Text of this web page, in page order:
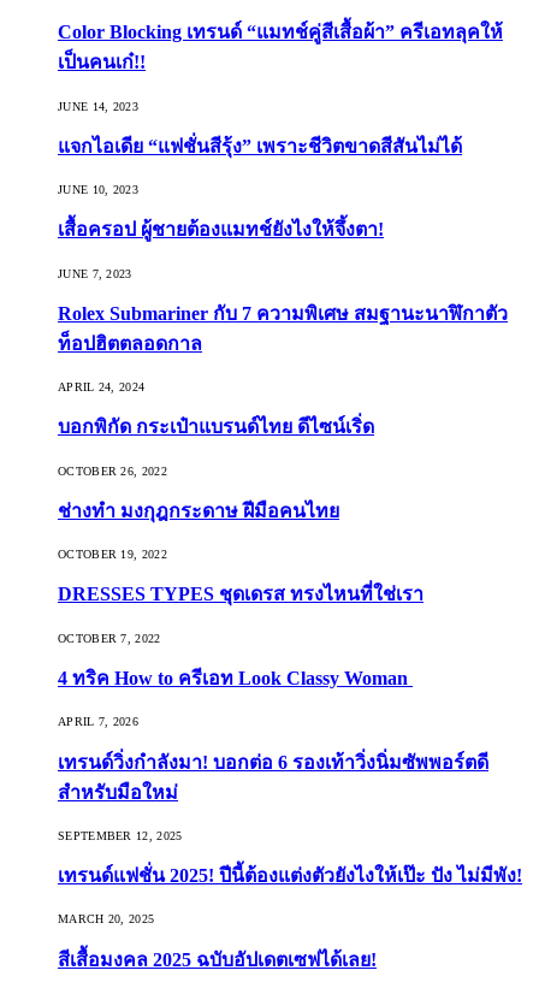
Color Blocking เทรนด์ “แมทช์คู่สีเสื้อผ้า” ครีเอทลุคให้
เป็นคนเก๋!!
JUNE 14, 2023
แจกไอเดีย “แฟชั่นสีรุ้ง” เพราะชีวิตขาดสีสันไม่ได้
JUNE 10, 2023
เสื้อครอป ผู้ชายต้องแมทช์ยังไงให้จึ้งตา!
JUNE 7, 2023
Rolex Submariner กับ 7 ความพิเศษ สมฐานะนาฬิกาตัว
ท็อปฮิตตลอดกาล
APRIL 24, 2024
บอกพิกัด กระเป๋าแบรนด์ไทย ดีไซน์เริ่ด
OCTOBER 26, 2022
ช่างทำ มงกุฎกระดาษ ฝีมือคนไทย
OCTOBER 19, 2022
DRESSES TYPES ชุดเดรส ทรงไหนที่ใช่เรา
OCTOBER 7, 2022
4 ทริค How to ครีเอท Look Classy Woman
APRIL 7, 2026
เทรนด์วิ่งกำลังมา! บอกต่อ 6 รองเท้าวิ่งนิ่มซัพพอร์ตดี
สำหรับมือใหม่
SEPTEMBER 12, 2025
เทรนด์แฟชั่น 2025! ปีนี้ต้องแต่งตัวยังไงให้เป๊ะ ปัง ไม่มีพัง!
MARCH 20, 2025
สีเสื้อมงคล 2025 ฉบับอัปเดตเซฟได้เลย!